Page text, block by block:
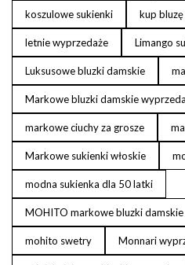
koszulowe sukienki kup
letnie wyprzedaże Limango
Luksusowe bluzki damskie
Markowe bluzki damskie
markowe ciuchy za grosze
Markowe sukienki włoskie
modna sukienka dla 50 latki
MOHITO markowe bluzki
mohito swetry Monnari